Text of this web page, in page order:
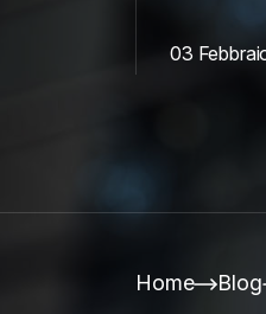
03
Home Blog